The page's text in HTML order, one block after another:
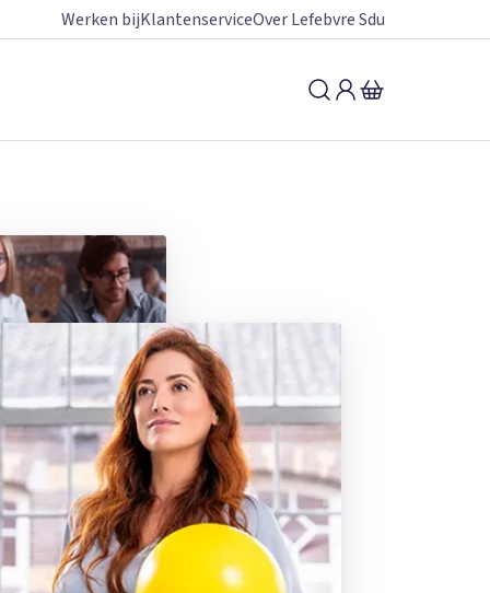
Werken bijKlantenserviceOver Lefebvre Sdu